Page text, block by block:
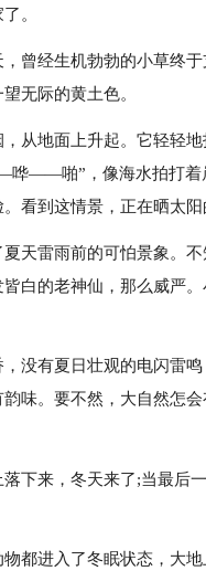
。
曾经生机勃勃的小草终
望无际的黄土色。
从地面上升起。它轻轻
——啪”，像海水拍打着
看到这情景，正在晒太阳
天雷雨前的可怕景象。
白的老神仙，那么威严
没有夏日壮观的电闪雷
味。要不然，大自然怎会
下来，冬天来了;当最后
都进入了冬眠状态，大